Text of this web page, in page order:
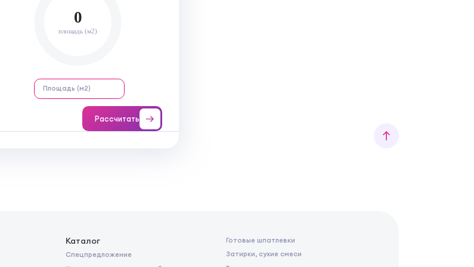
0
площадь (м2)
Рассчитать
Каталог
Спецпредложение
Готовые шпатлевки
Затирки, сухие смеси